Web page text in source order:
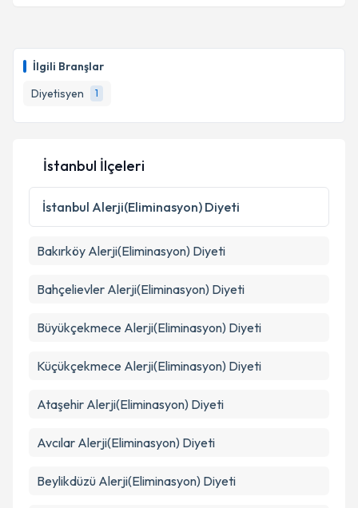
İlgili Branşlar
Diyetisyen
1
İstanbul İlçeleri
İstanbul Alerji(Eliminasyon) Diyeti
Bakırköy Alerji(Eliminasyon) Diyeti
Bahçelievler Alerji(Eliminasyon) Diyeti
Büyükçekmece Alerji(Eliminasyon) Diyeti
Küçükçekmece Alerji(Eliminasyon) Diyeti
Ataşehir Alerji(Eliminasyon) Diyeti
Avcılar Alerji(Eliminasyon) Diyeti
Beylikdüzü Alerji(Eliminasyon) Diyeti